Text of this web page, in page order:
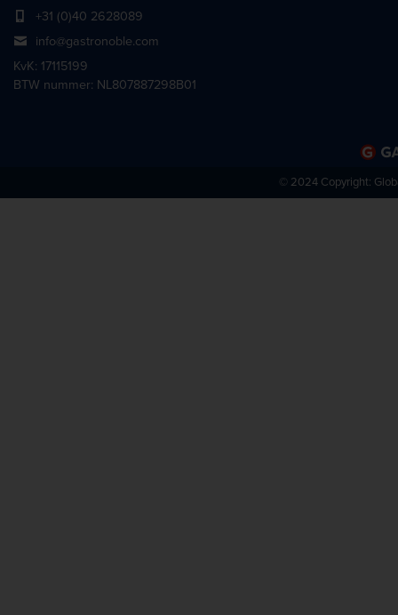
+31 (0)40 2628089
info@gastronoble.com
KvK: 17115199
BTW nummer: NL807887298B01
© 2024 Copyright: